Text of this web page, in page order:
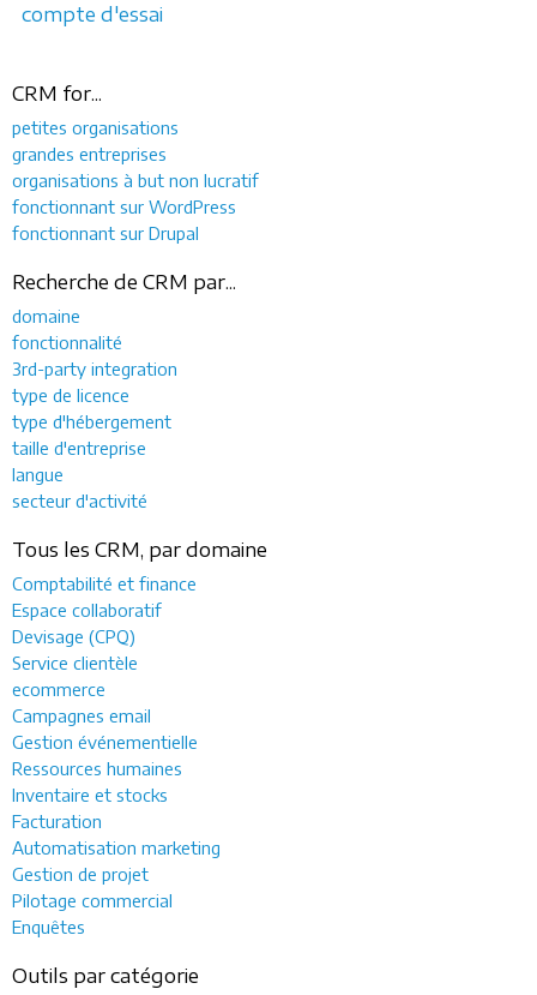
compte d'essai
CRM for...
petites organisations
grandes entreprises
organisations à but non lucratif
fonctionnant sur WordPress
fonctionnant sur Drupal
Recherche de CRM par...
domaine
fonctionnalité
3rd-party integration
type de licence
type d'hébergement
taille d'entreprise
langue
secteur d'activité
Tous les CRM, par domaine
Comptabilité et finance
Espace collaboratif
Devisage (CPQ)
Service clientèle
ecommerce
Campagnes email
Gestion événementielle
Ressources humaines
Inventaire et stocks
Facturation
Automatisation marketing
Gestion de projet
Pilotage commercial
Enquêtes
Outils par catégorie